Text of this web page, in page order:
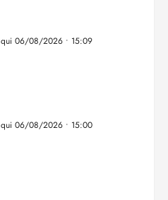
qui 06/08/2026 • 15:09
qui 06/08/2026 • 15:00